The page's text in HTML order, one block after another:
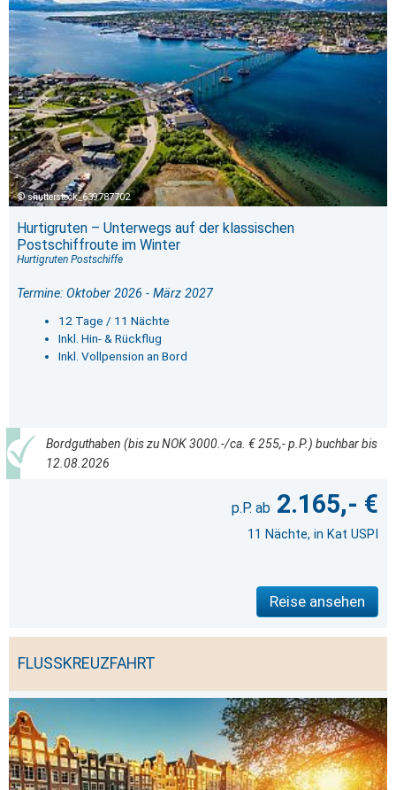
shutterstock_639787702
Hurtigruten – Unterwegs auf der klassischen
Postschiffroute im Winter
Hurtigruten Postschiffe
Termine: Oktober 2026 - März 2027
12 Tage / 11 Nächte
Inkl. Hin- & Rückflug
Inkl. Vollpension an Bord
Bordguthaben (bis zu NOK 3000.-/ca. € 255,- p.P.) buchbar bis
12.08.2026
2.165,- €
11 Nächte, in Kat USPI
Reise ansehen
FLUSSKREUZFAHRT